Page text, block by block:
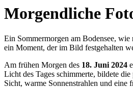
Morgendliche
Ein Sommermorgen am Bodensee,
ein Moment, der im Bild festgehalten
Am frühen Morgen des 18. Juni 2024
Licht des Tages schimmerte, bildete
Sicht, warme Sonnenstrahlen und eine